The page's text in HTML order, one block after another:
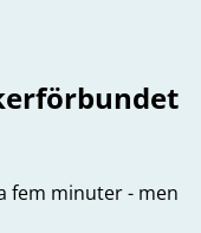
fem minuter - men